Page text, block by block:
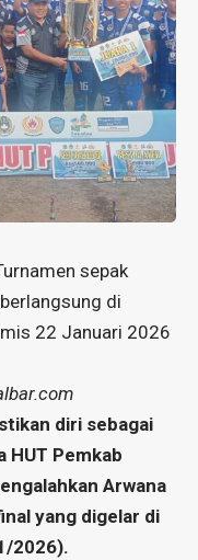
sepak
di
22 Januari 2026
diri sebagai
HUT Pemkab
Arwana
yang digelar di
2026).